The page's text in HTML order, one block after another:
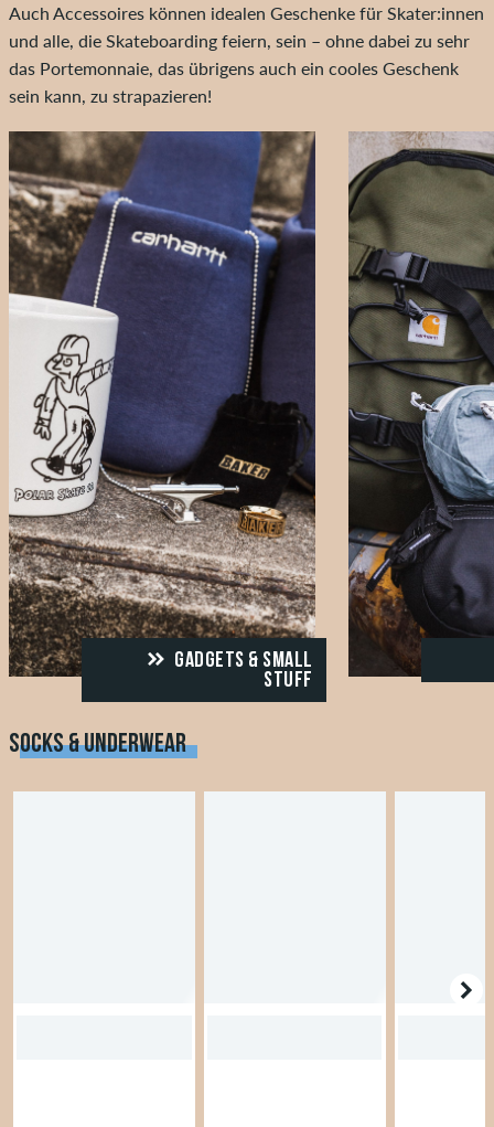
Auch Accessoires können idealen Geschenke für Skater:innen
und alle, die Skateboarding feiern, sein – ohne dabei zu sehr
das Portemonnaie, das übrigens auch ein cooles Geschenk
sein kann, zu strapazieren!
GADGETS & SMALL
STUFF
SOCKS & UNDERWEAR